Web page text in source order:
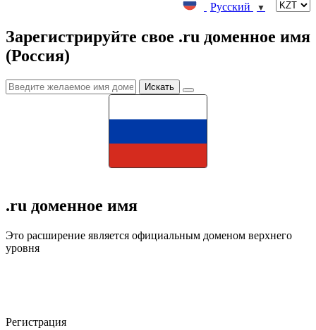
Русский
▼
Зарегистрируйте свое .ru доменное имя
(Россия)
.ru доменное имя
Это расширение является официальным доменом верхнего
уровня
Регистрация